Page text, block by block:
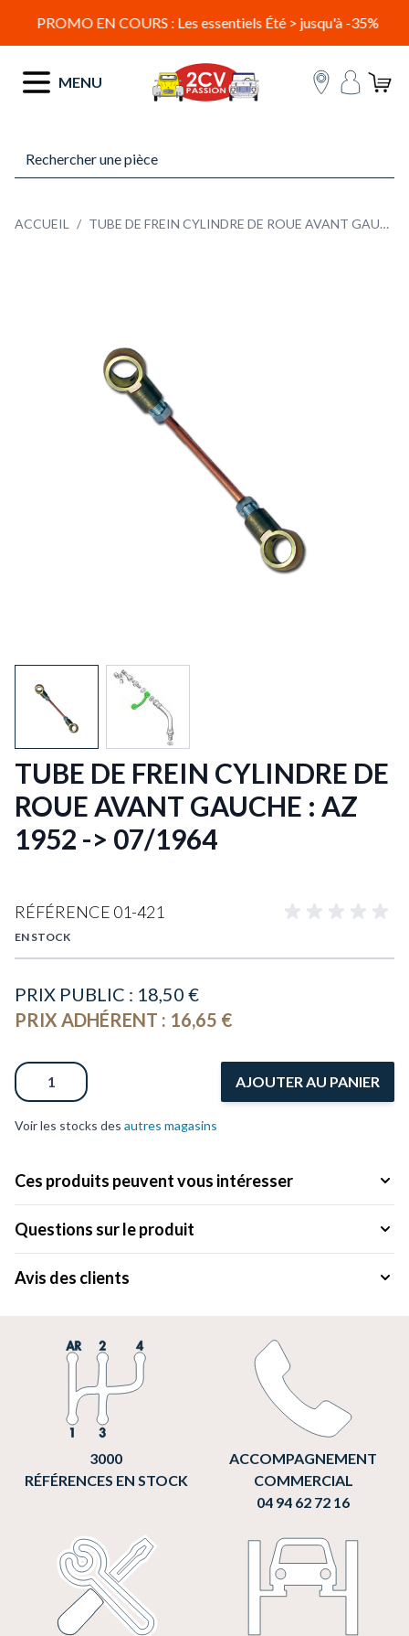
PROMO EN COURS : Les essentiels Été > jusqu'à -35%
MENU
ACCUEIL / TUBE DE FREIN CYLINDRE DE ROUE AVANT GAUCHE : AZ 1952 -> 07/1964
TUBE DE FREIN CYLINDRE DE
ROUE AVANT GAUCHE : AZ
1952 -> 07/1964
View larger image
RÉFÉRENCE 01-421
EN STOCK
PRIX PUBLIC : 18,50 €
PRIX ADHÉRENT : 16,65 €
Quantité
AJOUTER AU PANIER
Voir les stocks des autres magasins
Ces produits peuvent vous intéresser
Questions sur le produit
Avis des clients
3000
RÉFÉRENCES EN STOCK
ACCOMPAGNEMENT
COMMERCIAL
04 94 62 72 16